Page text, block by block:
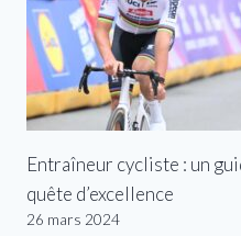
Entraîneur cycliste : un
quête d’excellence
26 mars 2024